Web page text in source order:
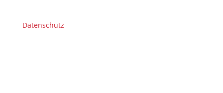
Datenschutz